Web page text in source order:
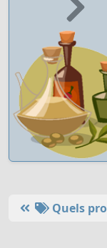
Quels